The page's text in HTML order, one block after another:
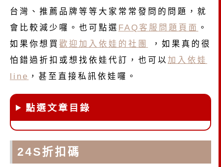
台灣、推薦品牌等等大家常常發問的問題，就
會比較減少囉。也可點選 FAQ客服問題頁面 。
如果你想買 歡迎加入依娃的社團
，如果真的很
怕錯過折扣或想找依娃代訂，也可以 加入依娃
line ，甚至直接私訊依娃囉。
點選文章目錄
24S折扣碼